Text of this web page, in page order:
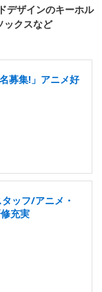
デザインのキーホル
ックスなど
募集!」アニメ好
ッフ/アニメ・
充実